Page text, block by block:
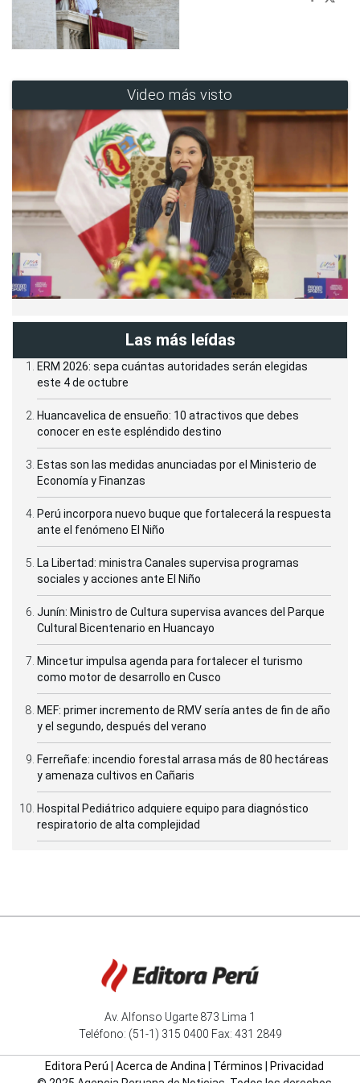
Video más visto
Las más leídas
ERM 2026: sepa cuántas autoridades serán elegidas
este 4 de octubre
Huancavelica de ensueño: 10 atractivos que debes
conocer en este espléndido destino
Estas son las medidas anunciadas por el Ministerio de
Economía y Finanzas
Perú incorpora nuevo buque que fortalecerá la respuesta
ante el fenómeno El Niño
La Libertad: ministra Canales supervisa programas
sociales y acciones ante El Niño
Junín: Ministro de Cultura supervisa avances del Parque
Cultural Bicentenario en Huancayo
Mincetur impulsa agenda para fortalecer el turismo
como motor de desarrollo en Cusco
MEF: primer incremento de RMV sería antes de fin de año
y el segundo, después del verano
Ferreñafe: incendio forestal arrasa más de 80 hectáreas
y amenaza cultivos en Cañaris
Hospital Pediátrico adquiere equipo para diagnóstico
respiratorio de alta complejidad
Av. Alfonso Ugarte 873 Lima 1
Teléfono: (51-1) 315 0400 Fax: 431 2849
Editora Perú Acerca de Andina Términos
Privacidad